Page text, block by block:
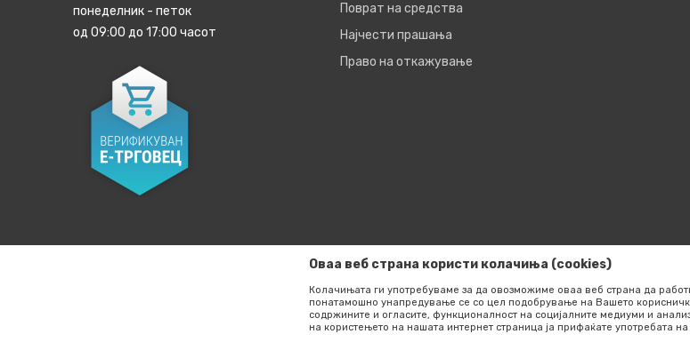
понеделник - петок
од 09:00 до 17:00 часот
Поврат на средства
Најчести прашања
Право на откажување
Настојуваме да бидеме што е можно попрецизни во описот на производите,
Оваа веб страна користи колачиња (cookies)
Колачињата ги употребуваме за да овозможиме оваа веб страна да
понатамошно унапредување се со цел подобрување на Вашето
содржините и огласите, функционалност на социјалните медиуми и
на користењето на нашата интернет страница ја прифаќате употребата